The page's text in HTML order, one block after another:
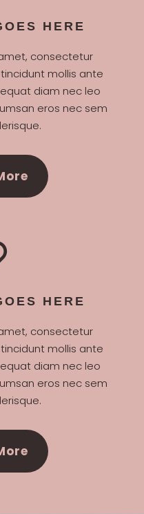
HERE
consectetur
mollis ante
diam nec leo
eros nec sem
HERE
consectetur
mollis ante
diam nec leo
eros nec sem